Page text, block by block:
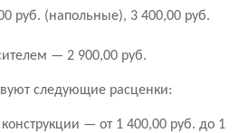
руб. (напольные), 3 400,00 руб.
— 2 900,00 руб.
следующие расценки:
— от 1 400,00 руб. до 1